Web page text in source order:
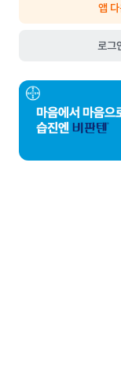
앱
로그